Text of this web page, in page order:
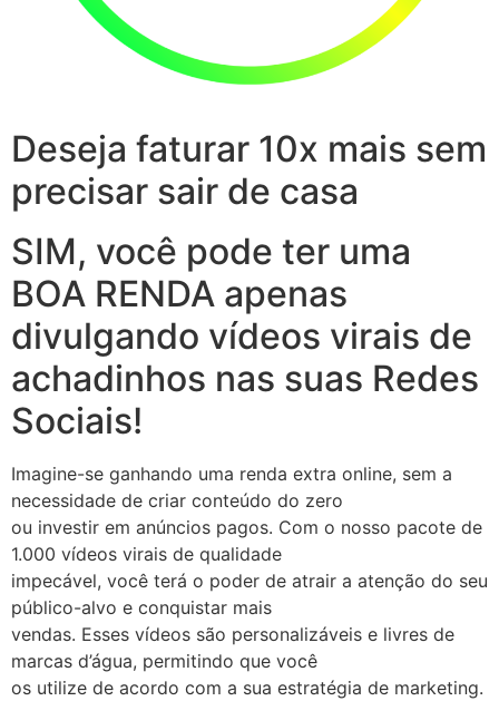
Deseja faturar 10x mais sem
precisar sair de casa
SIM, você pode ter uma
BOA RENDA apenas
divulgando vídeos virais de
achadinhos nas suas Redes
Sociais!
Imagine-se ganhando uma renda extra online, sem a
necessidade de criar conteúdo do zero
ou investir em anúncios pagos. Com o nosso pacote de
1.000 vídeos virais de qualidade
impecável, você terá o poder de atrair a atenção do seu
público-alvo e conquistar mais
vendas. Esses vídeos são personalizáveis e livres de
marcas d’água, permitindo que você
os utilize de acordo com a sua estratégia de marketing.